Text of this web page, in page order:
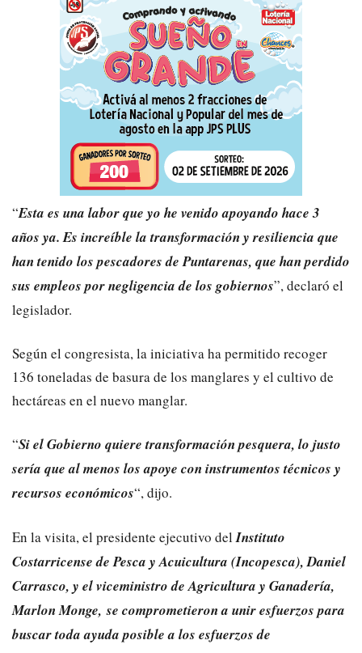
“Esta es una labor que yo he venido apoyando hace 3
años ya. Es increíble la transformación y resiliencia que
han tenido los pescadores de Puntarenas, que han perdido
sus empleos por negligencia de los gobiernos”, declaró el
legislador.
Según el congresista, la iniciativa ha permitido recoger
136 toneladas de basura de los manglares y el cultivo de
hectáreas en el nuevo manglar.
“Si el Gobierno quiere transformación pesquera, lo justo
sería que al menos los apoye con instrumentos técnicos y
recursos económicos“, dijo.
En la visita, el presidente ejecutivo delInstituto
Costarricense de Pesca y Acuicultura (Incopesca), Daniel
Carrasco, y el viceministro de Agricultura y Ganadería,
Marlon Monge, se comprometieron a unir esfuerzos para
buscar toda ayuda posible a los esfuerzos de